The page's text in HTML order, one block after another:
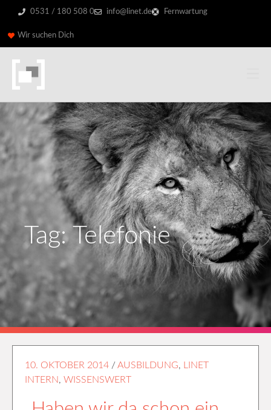
0531 / 180 508 0 info@linet.de Fernwartung
Wir suchen Dich
Tag: Telefonie
10. OKTOBER 2014 /AUSBILDUNG,
LINET
INTERN, WISSENSWERT